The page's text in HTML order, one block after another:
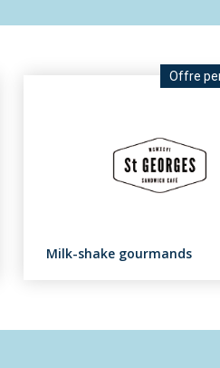
Offre
Milk-shake gourmands